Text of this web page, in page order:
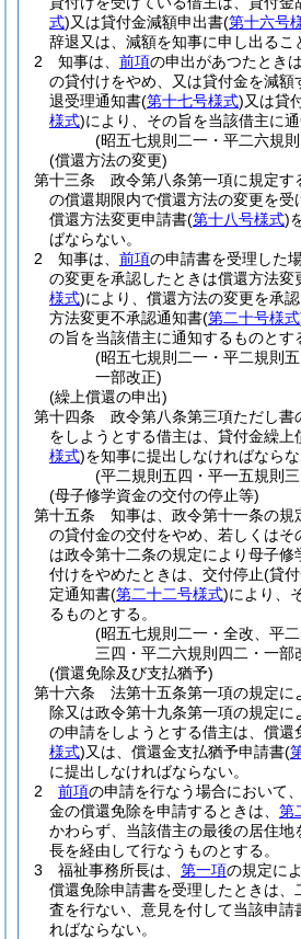
式)又は貸付金減額申出書(第十六号
辞退又は、減額を知事に申し出るこ
2
知事は、 前項の申出があつたとき
の貸付けをやめ、又は貸付金を減額
退受理通知書(第十七号様式)又は貸
様式)により、その旨を当該借主に通
(昭五七規則二一・平二六規
(償還方法の変更)
第十三条
政令第八条第一項に規定す
の償還期限内で償還方法の変更を受
償還方法変更申請書(第十八号様式)
ばならない。
2
知事は、 前項の申請書を受理した
の変更を承認したときは償還方法変
様式)により、償還方法の変更を承
方法変更不承認通知書(第二十号様式
の旨を当該借主に通知するものとす
(昭五七規則二一・平二規則
一部改正)
(繰上償還の申出)
第十四条
政令第八条第三項ただし書
をしようとする借主は、貸付金繰上
様式)を知事に提出しなければならな
(平二規則五四・平一五規則
(母子修学資金の交付の停止等)
第十五条
知事は、政令第十一条の規
の貸付金の交付をやめ、若しくはそ
は政令第十二条の規定により母子
付けをやめたときは、交付停止(貸
定通知書(第二十二号様式)により、
るものとする。
(昭五七規則二一・全改、平
三四・平二六規則四二・一部
(償還免除及び支払猶予)
第十六条
法第十五条第一項の規定に
除又は政令第十九条第一項の規定
の申請をしようとする借主は、償還
様式)又は、償還金支払猶予申請書(
に提出しなければならない。
2
前項の申請を行なう場合において
金の償還免除を申請するときは、 第
かわらず、当該借主の最後の居住地
長を経由して行なうものとする。
3
福祉事務所長は、 第一項の規定に
償還免除申請書を受理したときは、
査を行ない、意見を付して当該申請
ればならない。